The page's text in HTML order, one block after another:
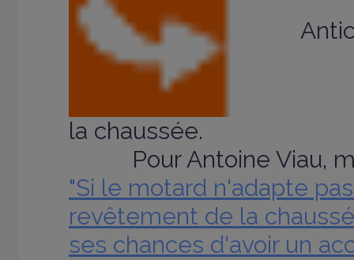
la chaussée.
Pour Antoine Viau,
"Si le motard n'adapte
revêtement de la
ses chances d'avoir un